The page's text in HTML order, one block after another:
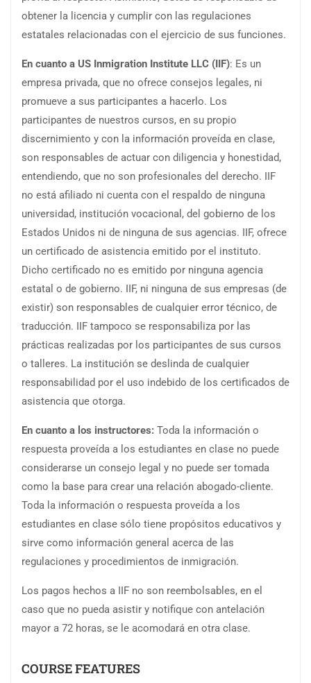
obtener la licencia y cumplir con las regulaciones
estatales relacionadas con el ejercicio de sus funciones.
En cuanto a US Inmigration Institute LLC (IIF): Es un
empresa privada, que no ofrece consejos legales, ni
promueve a sus participantes a hacerlo. Los
participantes de nuestros cursos, en su propio
discernimiento y con la información proveída en clase,
son responsables de actuar con diligencia y honestidad,
entendiendo, que no son profesionales del derecho. IIF
no está afiliado ni cuenta con el respaldo de ninguna
universidad, institución vocacional, del gobierno de los
Estados Unidos ni de ninguna de sus agencias. IIF, ofrece
un certificado de asistencia emitido por el instituto.
Dicho certificado no es emitido por ninguna agencia
estatal o de gobierno. IIF, ni ninguna de sus empresas (de
existir) son responsables de cualquier error técnico, de
traducción. IIF tampoco se responsabiliza por las
prácticas realizadas por los participantes de sus cursos
o talleres. La institución se deslinda de cualquier
responsabilidad por el uso indebido de los certificados de
asistencia que otorga.
En cuanto a los instructores: Toda la información o
respuesta proveída a los estudiantes en clase no puede
considerarse un consejo legal y no puede ser tomada
como la base para crear una relación abogado-cliente.
Toda la información o respuesta proveída a los
estudiantes en clase sólo tiene propósitos educativos y
sirve como información general acerca de las
regulaciones y procedimientos de inmigración.
Los pagos hechos a IIF no son reembolsables, en el
caso que no pueda asistir y notifique con antelación
mayor a 72 horas, se le acomodará en otra clase.
COURSE FEATURES